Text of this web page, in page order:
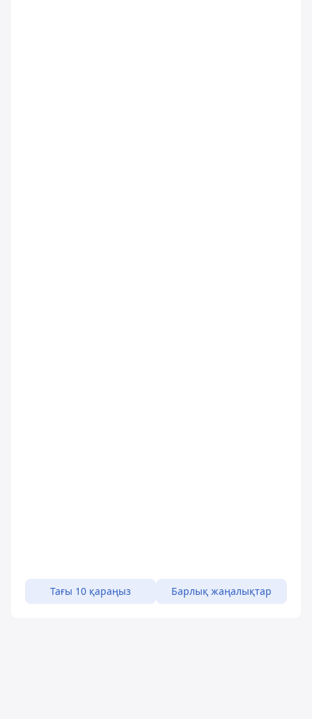
Тағы 10 қараңыз Барлық жаңалықтар